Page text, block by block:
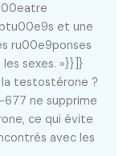
et une
ru00e9ponses
sexes. »}}]}
testostérone ?
677 ne supprime
ce qui évite
avec les